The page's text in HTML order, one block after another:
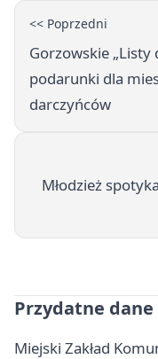
<< Poprzedni
Gorzowskie „Listy
podarunki dla
darczyńców
Młodzież
Przydatne
Miejski Zakład